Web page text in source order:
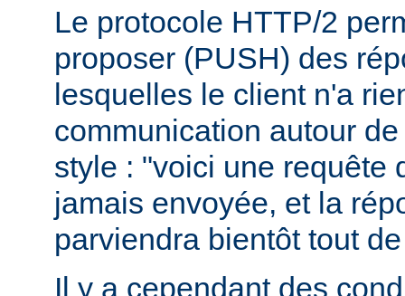
Le protocole HTTP/2
proposer (PUSH) des
lesquelles le client n'a
communication autour
style : "voici une requête
jamais envoyée, et la
parviendra bientôt tout
Il y a cependant des